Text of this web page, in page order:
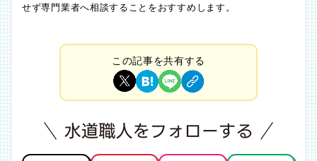
せず専門業者へ相談することをおすすめします。
この記事を共有する